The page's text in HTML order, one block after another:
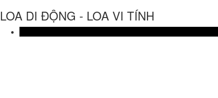
LOA DI ĐỘNG - LOA VI TÍNH